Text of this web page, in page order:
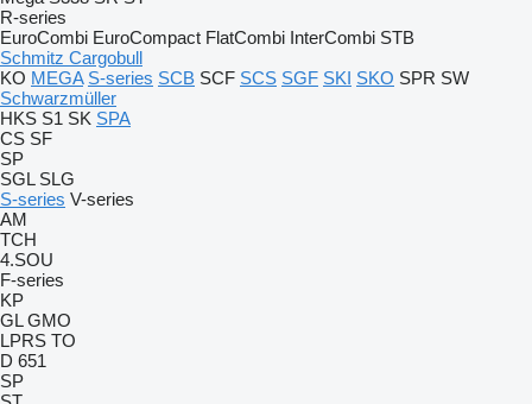
R-series
EuroCombi EuroCompact FlatCombi InterCombi STB
Schmitz Cargobull
KO MEGA S-series SCB SCF SCS SGF SKI SKO SPR SW
Schwarzmüller
HKS S1 SK SPA
CS SF
SP
SGL SLG
S-series V-series
AM
TCH
4.SOU
F-series
KP
GL GMO
LPRS TO
D 651
SP